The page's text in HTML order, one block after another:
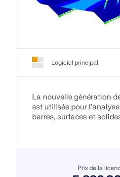
Logiciel principal
La nouvelle génération
est utilisée pour
barres, surfaces et
Prix de la